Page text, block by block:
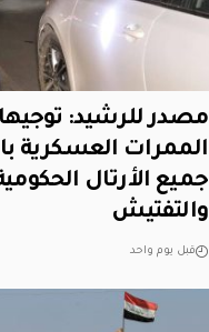
مصدر للرشيد:
الممرات العسكرية
جميع الأرتال
والتفتيش
قبل يوم واحد